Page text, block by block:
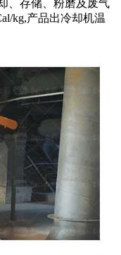
、存储、粉磨及废气
kg,产品出冷却机温